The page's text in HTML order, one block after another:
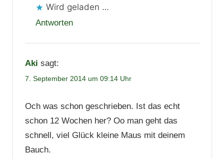
Wird geladen …
Antworten
Aki sagt:
7. September 2014 um 09:14 Uhr
Och was schon geschrieben. Ist das echt
schon 12 Wochen her? Oo man geht das
schnell, viel Glück kleine Maus mit deinem
Bauch.